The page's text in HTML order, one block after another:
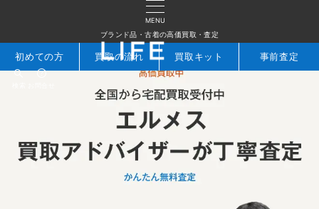
MENU
ブランド品・古着の高価買取・査定
初めての方 買取の流れ 買取キット 事前査定